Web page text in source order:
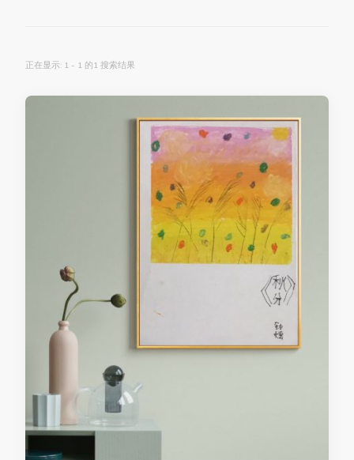
正在显示: 1 - 1 的1 搜索结果